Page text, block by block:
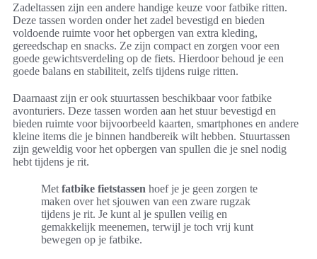
Zadeltassen zijn een andere handige keuze voor fatbike ritten.
Deze tassen worden onder het zadel bevestigd en bieden
voldoende ruimte voor het opbergen van extra kleding,
gereedschap en snacks. Ze zijn compact en zorgen voor een
goede gewichtsverdeling op de fiets. Hierdoor behoud je een
goede balans en stabiliteit, zelfs tijdens ruige ritten.
Daarnaast zijn er ook stuurtassen beschikbaar voor fatbike
avonturiers. Deze tassen worden aan het stuur bevestigd en
bieden ruimte voor bijvoorbeeld kaarten, smartphones en andere
kleine items die je binnen handbereik wilt hebben. Stuurtassen
zijn geweldig voor het opbergen van spullen die je snel nodig
hebt tijdens je rit.
Met fatbike fietstassen hoef je je geen zorgen te
maken over het sjouwen van een zware rugzak
tijdens je rit. Je kunt al je spullen veilig en
gemakkelijk meenemen, terwijl je toch vrij kunt
bewegen op je fatbike.